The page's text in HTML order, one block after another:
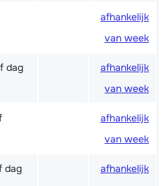
afhankelijk
van week
dag
afhankelijk
van week
afhankelijk
van week
dag
afhankelijk